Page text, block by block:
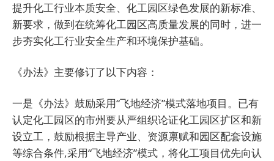
提升化工行业本质安全、化工园区绿色发展的新标准、
新要求，做到在统筹化工园区高质量发展的同时，进一
步夯实化工行业安全生产和环境保护基础。
《办法》主要修订了以下内容：
一是《办法》鼓励采用“飞地经济”模式落地项目。已有
认定化工园区的市州要从严组织论证化工园区扩区和新
设立工，鼓励根据主导产业、资源禀赋和园区配套设施
等综合条件,采用“飞地经济”模式，将化工项目优先向认